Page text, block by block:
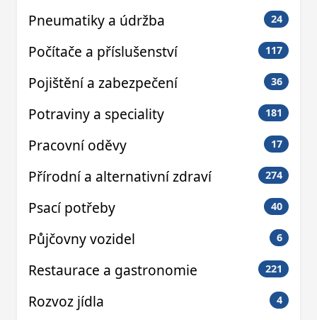
Pneumatiky a údržba 24
Počítače a příslušenství 117
Pojištění a zabezpečení 36
Potraviny a speciality 181
Pracovní oděvy 17
Přírodní a alternativní zdraví 274
Psací potřeby 40
Půjčovny vozidel 6
Restaurace a gastronomie 221
Rozvoz jídla 4